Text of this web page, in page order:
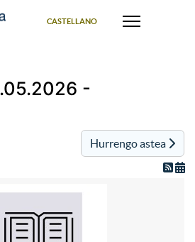
CASTELLANO
-
Hurrengo astea